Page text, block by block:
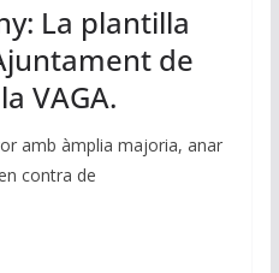
La plantilla
de
VAGA.
amb àmplia majoria, anar
contra de